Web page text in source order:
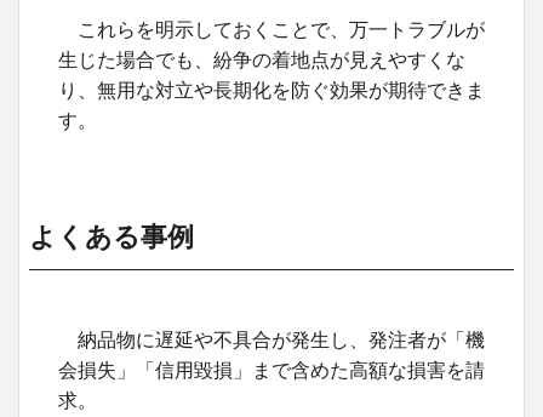
これらを明示しておくことで、万一トラブルが
生じた場合でも、紛争の着地点が見えやすくな
り、無用な対立や長期化を防ぐ効果が期待できま
す。
よくある事例
納品物に遅延や不具合が発生し、発注者が「機
会損失」「信用毀損」まで含めた高額な損害を請
求。